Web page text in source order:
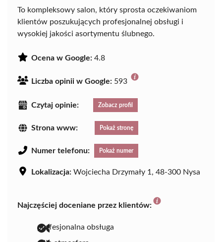
To kompleksowy salon, który sprosta oczekiwaniom
klientów poszukujących profesjonalnej obsługi i
wysokiej jakości asortymentu ślubnego.
Ocena w Google: 4.8
Liczba opinii w Google: 593
Czytaj opinie: Zobacz profil
Strona www: Pokaż stronę
Numer telefonu: Pokaż numer
Lokalizacja: Wojciecha Drzymały 1, 48-300 Nysa
Najczęściej doceniane przez klientów:
profesjonalna obsługa